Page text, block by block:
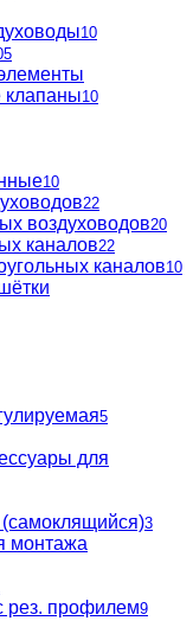
10
10
10
22
воздуховодов20
каналов22
каналов10
5
для
3
монтажа
рез. профилем9